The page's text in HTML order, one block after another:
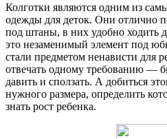
Колготки являются одним из
одежды для деток. Они отлично
под штаны, в них удобно ходить
это незаменимый элемент под
стали предметом ненависти для
отвечать одному требованию
давить и сползать. А добиться
нужного размера, определить
знать рост ребенка.